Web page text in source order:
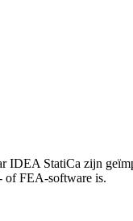
IDEA StatiCa zijn
of FEA-software is.